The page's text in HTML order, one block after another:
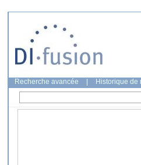
Recherche avancée Historique de